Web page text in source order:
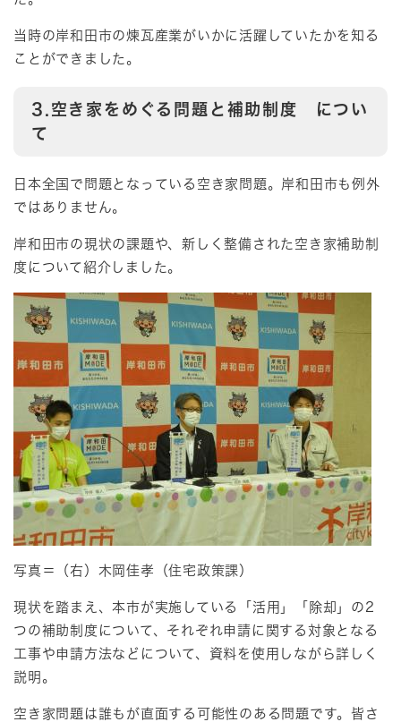
当時の岸和田市の煉瓦産業がいかに活躍していたかを知る
ことができました。
3
空き家をめぐる問題と補助制度 につい
て
日本全国で問題となっている空き家問題。岸和田市も例外
ではありません。
岸和田市の現状の課題や、新しく整備された空き家補助制
度について紹介しました。
写真＝（右）木岡佳孝（住宅政策課）
現状を踏まえ、本市が実施している「活用」「除却」の2
つの補助制度について、それぞれ申請に関する対象となる
工事や申請方法などについて、資料を使用しながら詳しく
説明。
空き家問題は誰もが直面する可能性のある問題です。皆さ